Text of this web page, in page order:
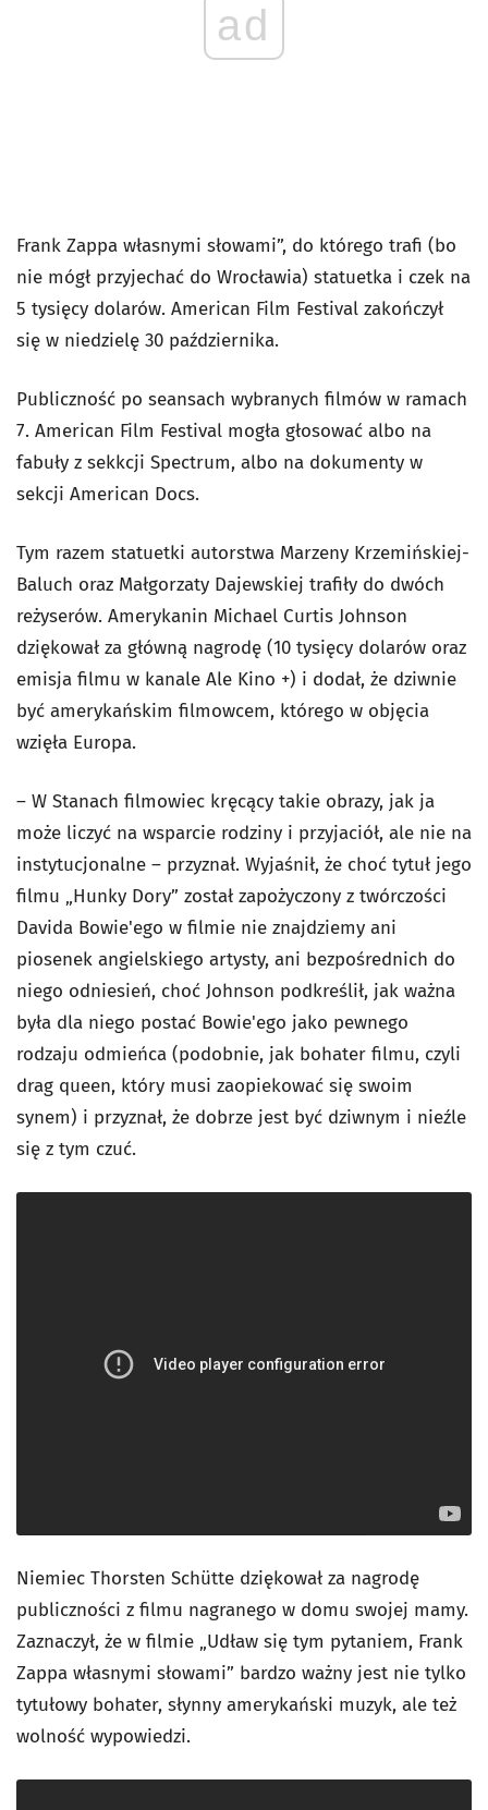
ad
Frank Zappa własnymi słowami”, do którego trafi (bo
nie mógł przyjechać do Wrocławia) statuetka i czek na
5 tysięcy dolarów. American Film Festival zakończył
się w niedzielę 30 października.
Publiczność po seansach wybranych filmów w ramach
7. American Film Festival mogła głosować albo na
fabuły z sekkcji Spectrum, albo na dokumenty w
sekcji American Docs.
Tym razem statuetki autorstwa Marzeny Krzemińskiej-
Baluch oraz Małgorzaty Dajewskiej trafiły do dwóch
reżyserów. Amerykanin Michael Curtis Johnson
dziękował za główną nagrodę (10 tysięcy dolarów oraz
emisja filmu w kanale Ale Kino +) i dodał, że dziwnie
być amerykańskim filmowcem, którego w objęcia
wzięła Europa.
– W Stanach filmowiec kręcący takie obrazy, jak ja
może liczyć na wsparcie rodziny i przyjaciół, ale nie na
instytucjonalne – przyznał. Wyjaśnił, że choć tytuł jego
filmu „Hunky Dory” został zapożyczony z twórczości
Davida Bowie'ego w filmie nie znajdziemy ani
piosenek angielskiego artysty, ani bezpośrednich do
niego odniesień, choć Johnson podkreślił, jak ważna
była dla niego postać Bowie'ego jako pewnego
rodzaju odmieńca (podobnie, jak bohater filmu, czyli
drag queen, który musi zaopiekować się swoim
synem) i przyznał, że dobrze jest być dziwnym i nieźle
się z tym czuć.
Niemiec Thorsten Schütte dziękował za nagrodę
publiczności z filmu nagranego w domu swojej mamy.
Zaznaczył, że w filmie „Udław się tym pytaniem, Frank
Zappa własnymi słowami” bardzo ważny jest nie tylko
tytułowy bohater, słynny amerykański muzyk, ale też
wolność wypowiedzi.